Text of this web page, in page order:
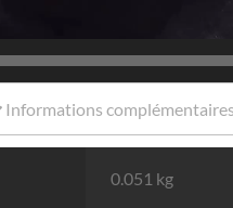
Informations complémentaires
0.051 kg